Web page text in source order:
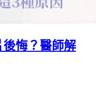
悔？醫師解